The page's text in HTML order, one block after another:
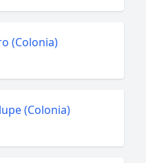
(Colonia)
(Colonia)